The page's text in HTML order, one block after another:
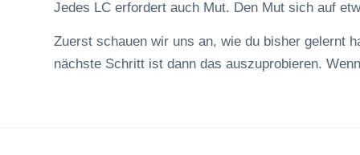
Jedes LC erfordert auch Mut. Den Mut sich auf
Zuerst schauen wir uns an, wie du bisher gelernt
nächste Schritt ist dann das auszuprobieren.